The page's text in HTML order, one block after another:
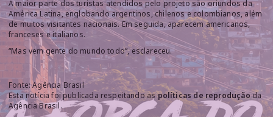
A maior parte dos turistas atendidos pelo projeto são oriundos da
América Latina, englobando argentinos, chilenos e colombianos, além
de muitos visitantes nacionais. Em seguida, aparecem americanos,
franceses e italianos.
“Mas vem gente do mundo todo”, esclareceu.
Fonte: Agência Brasil
Esta notícia foi publicada respeitando aspolíticas de reproduçãoda
Agência Brasil.